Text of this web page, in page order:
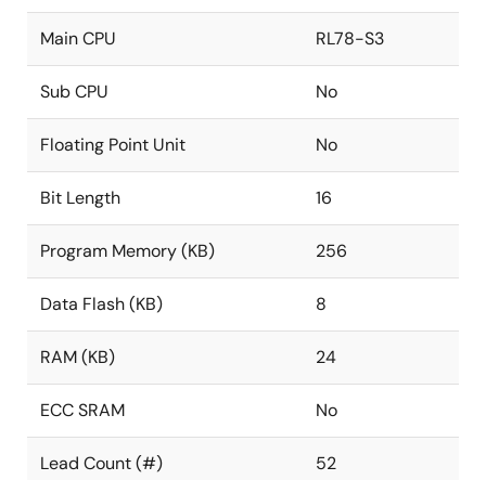
Main CPU RL78-S3
Sub CPU No
Floating Point Unit No
Bit Length 16
Program Memory (KB) 256
Data Flash (KB) 8
RAM (KB) 24
ECC SRAM No
Lead Count (#) 52